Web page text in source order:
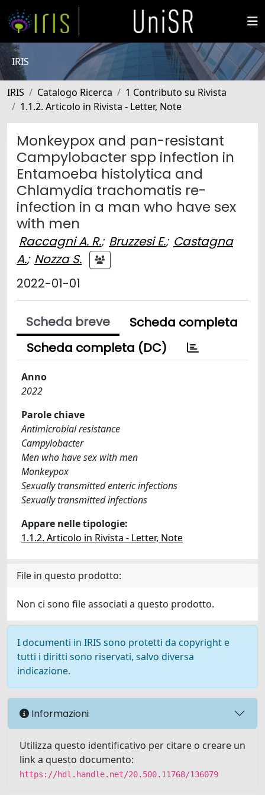
IRIS
IRIS Catalogo Ricerca
1 Contributo su Rivista
1.1.2. Articolo in Rivista - Letter, Note
Monkeypox and pan-resistant
Campylobacter spp infection in
Entamoeba histolytica and
Chlamydia trachomatis re-
infection in a man who have sex
with men
Raccagni A. R.; Bruzzesi E.; Castagna
A.; Nozza S.
2022-01-01
Scheda breve
Scheda completa
Scheda completa (DC)
Anno
2022
Parole chiave
Antimicrobial resistance
Campylobacter
Men who have sex with men
Monkeypox
Sexually transmitted enteric infections
Sexually transmitted infections
Appare nelle tipologie:
1.1.2. Articolo in Rivista - Letter, Note
File in questo prodotto:
Non ci sono file associati a questo prodotto.
I documenti in IRIS sono protetti da copyright e
tutti i diritti sono riservati, salvo diversa
indicazione.
Informazioni
Utilizza questo identificativo per citare o creare un
link a questo documento:
https://hdl.handle.net/20.500.11768/136079